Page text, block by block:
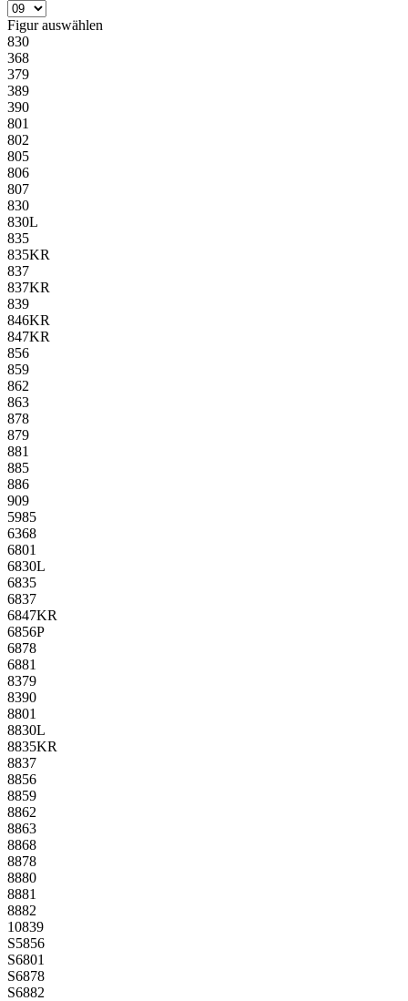
Figurauswählen
830
368
379
389
390
801
802
805
806
807
830
830L
835
835KR
837
837KR
839
846KR
847KR
856
859
862
863
878
879
881
885
886
909
5985
6368
6801
6830L
6835
6837
6847KR
6856P
6878
6881
8379
8390
8801
8830L
8835KR
8837
8856
8859
8862
8863
8868
8878
8880
8881
8882
10839
S5856
S6801
S6878
S6882